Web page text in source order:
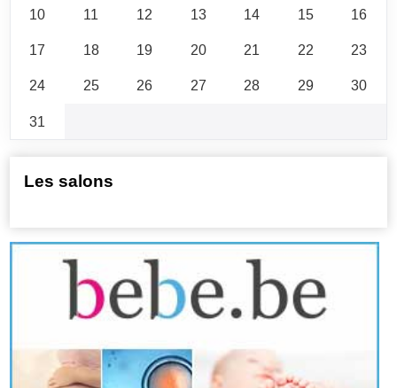
10
11 12 13 14 15
16
17
18 19 20 21 22
23
24
25 26 27 28 29
30
31
Les salons